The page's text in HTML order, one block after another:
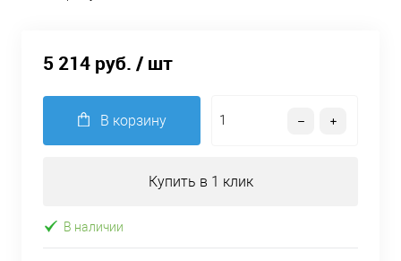
5 214 руб. / шт
В корзину
Купить в 1 клик
В наличии